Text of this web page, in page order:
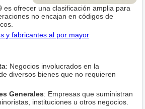
es ofrecer una clasificación amplia para
no encajan en códigos de
y fabricantes al por mayor
: Negocios involucrados en la
diversos bienes que no requieren
Generales: Empresas que suministran
instituciones u otros negocios.